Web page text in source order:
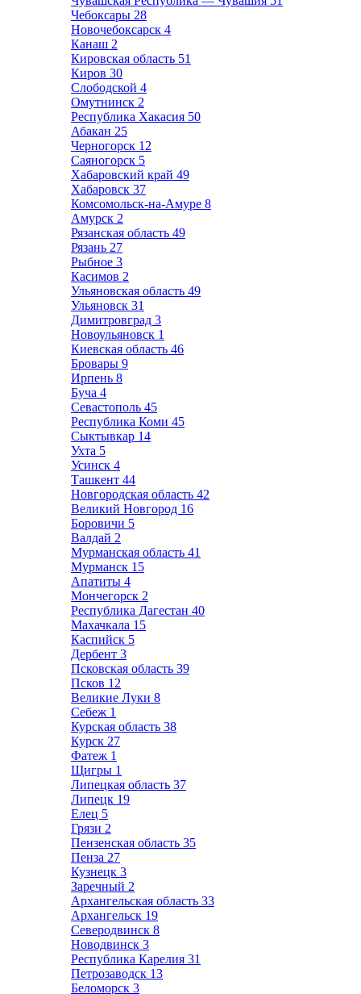
Чебоксары 28
Новочебоксарск 4
Канаш 2
Кировская область 51
Киров 30
Слободской 4
Омутнинск 2
Республика Хакасия 50
Абакан 25
Черногорск 12
Саяногорск 5
Хабаровский край 49
Хабаровск 37
Комсомольск-на-Амуре 8
Амурск 2
Рязанская область 49
Рязань 27
Рыбное 3
Касимов 2
Ульяновская область 49
Ульяновск 31
Димитровград 3
Новоульяновск 1
Киевская область 46
Бровары 9
Ирпень 8
Буча 4
Севастополь 45
Республика Коми 45
Сыктывкар 14
Ухта 5
Усинск 4
Ташкент 44
Новгородская область 42
Великий Новгород 16
Боровичи 5
Валдай 2
Мурманская область 41
Мурманск 15
Апатиты 4
Мончегорск 2
Республика Дагестан 40
Махачкала 15
Каспийск 5
Дербент 3
Псковская область 39
Псков 12
Великие Луки 8
Себеж 1
Курская область 38
Курск 27
Фатеж 1
Щигры 1
Липецкая область 37
Липецк 19
Елец 5
Грязи 2
Пензенская область 35
Пенза 27
Кузнецк 3
Заречный 2
Архангельская область 33
Архангельск 19
Северодвинск 8
Новодвинск 3
Республика Карелия 31
Петрозаводск 13
Беломорск 3